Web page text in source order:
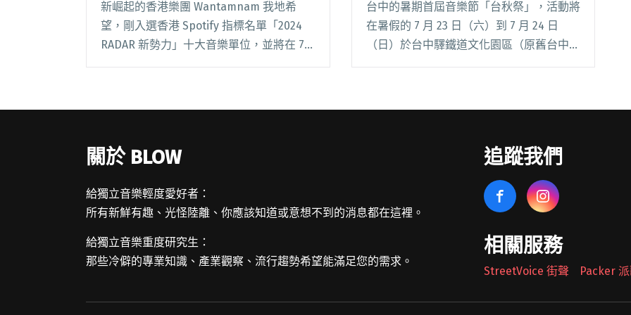
新崛起的香港樂團 Wantamnam 我地希
望，剛入選香港 Spotify 指標名單「2024
RADAR 新勢力」十大音樂單位，並將在 7
台中的暑期首屆音樂節「台秋祭」，活動將
在暑假的 7 月 23 日（六）到 7 月 24 日
（日）於台中驛鐵道文化園區（原舊台中火
關於 BLOW
給獨立音樂輕度愛好者：
所有新鮮有趣、光怪陸離、你應該知道或意想不到的消息都在這裡。
給獨立音樂重度研究生：
那些冷僻的專業知識、產業觀察、流行趨勢希望能滿足您的需求。
追蹤我們
相關服務
StreetVoice 街聲 Packer